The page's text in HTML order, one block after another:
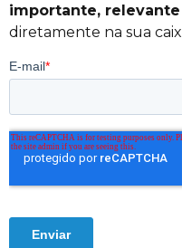
importante,
diretamente na sua